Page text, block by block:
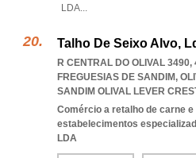
LDA...
Talho De Seixo Alvo,
R CENTRAL DO OLIVAL
FREGUESIAS DE SANDIM,
SANDIM OLIVAL LEVER
Comércio a retalho de carne
estabelecimentos
LDA